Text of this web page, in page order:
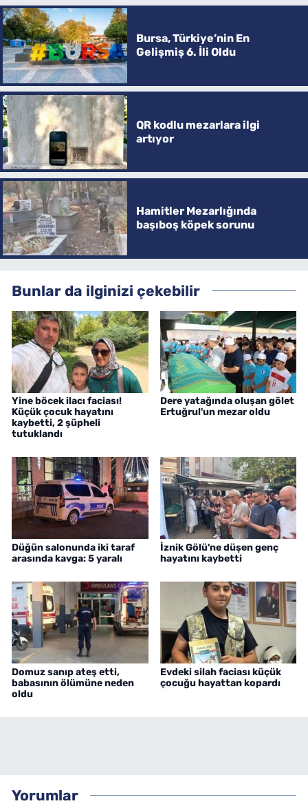
Bursa, Türkiye’nin En
Gelişmiş 6. İli Oldu
QR kodlu mezarlara ilgi
artıyor
Hamitler Mezarlığında
başıboş köpek sorunu
Bunlar da ilginizi çekebilir
Yine böcek ilacı faciası!
Küçük çocuk hayatını
kaybetti, 2 şüpheli
tutuklandı
Dere yatağında oluşan gölet
Ertuğrul'un mezar oldu
Düğün salonunda iki taraf
arasında kavga: 5 yaralı
İznik Gölü'ne düşen genç
hayatını kaybetti
Domuz sanıp ateş etti,
babasının ölümüne neden
oldu
Evdeki silah faciası küçük
çocuğu hayattan kopardı
Yorumlar